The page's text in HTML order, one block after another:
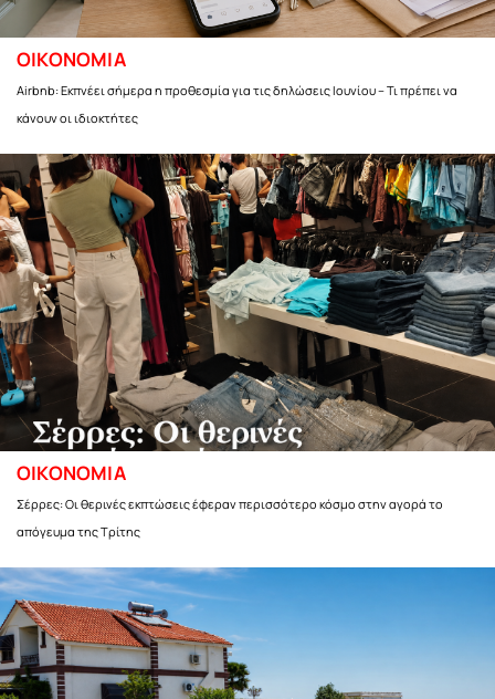
ΟΙΚΟΝΟΜΙΑ
Airbnb: Εκπνέει σήμερα η προθεσμία για τις δηλώσεις Ιουνίου – Τι πρέπει να
κάνουν οι ιδιοκτήτες
ΟΙΚΟΝΟΜΙΑ
Σέρρες: Οι θερινές εκπτώσεις έφεραν περισσότερο κόσμο στην αγορά το
απόγευμα της Τρίτης